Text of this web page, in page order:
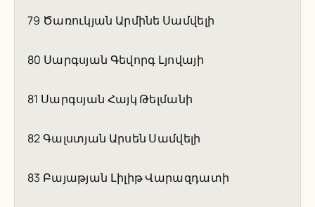
79 Ծառուկյան Արմինե Սամվելի
80 Սարգսյան Գեվորգ Լյովայի
81 Սարգսյան Հայկ Թելմանի
82 Գալստյան Արսեն Սամվելի
83 Բայաթյան Լիլիթ Վարազդատի